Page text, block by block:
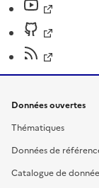
Données ouvertes
Thématiques
Données de
Catalogue de